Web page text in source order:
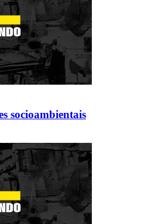
socioambientais